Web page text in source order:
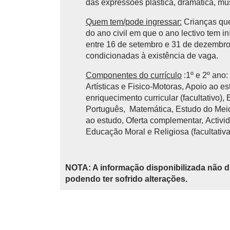
das expressões plástica, dramática,
Quem tem/pode ingressar: Crianças
do ano civil em que o ano lectivo tem
entre 16 de setembro e 31 de
condicionadas à existência de vaga.
Componentes do currículo :1º e 2º
Artísticas e Fisico-Motoras, Apoio ao
enriquecimento curricular (facultativo),
Português, Matemática, Estudo do
ao estudo, Oferta complementar,
Educação Moral e Religiosa
NOTA: A informação disponibilizada não
podendo ter sofrido alterações.